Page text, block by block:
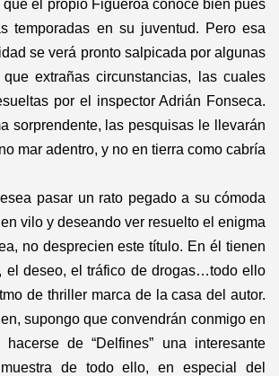
el propio Figueroa conoce bien pues
temporadas en su juventud. Pero esa
se verá pronto salpicada por algunas
extrañas circunstancias, las cuales
por el inspector Adrián Fonseca.
sorprendente, las pesquisas le llevarán
mar adentro, y no en tierra como cabría
pasar un rato pegado a su cómoda
vilo y deseando ver resuelto el enigma
no desprecien este título. En él tienen
el deseo, el tráfico de drogas…todo ello
de thriller marca de la casa del autor.
supongo que convendrán conmigo en
de “Delfines” una interesante
de todo ello, en especial del